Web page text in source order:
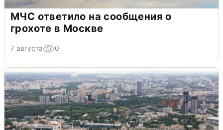
МЧС ответило на сообщения о
грохоте в Москве
7 августа 0